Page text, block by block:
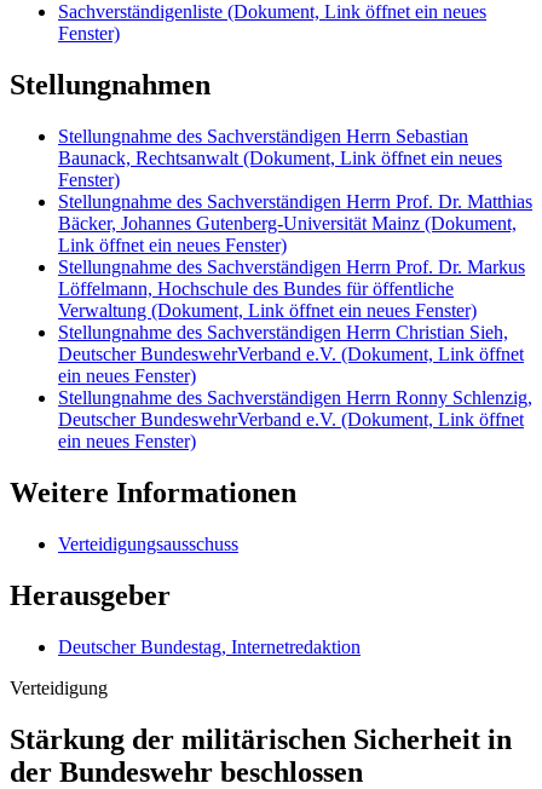
Sachverständigenliste (Dokument, Link öffnet ein neues
Fenster)
Stellungnahmen
Stellungnahme des Sachverständigen Herrn Sebastian
Baunack, Rechtsanwalt (Dokument, Link öffnet ein neues
Fenster)
Stellungnahme des Sachverständigen Herrn Prof. Dr. Matthias
Bäcker, Johannes Gutenberg-Universität Mainz (Dokument,
Link öffnet ein neues Fenster)
Stellungnahme des Sachverständigen Herrn Prof. Dr. Markus
Löffelmann, Hochschule des Bundes für öffentliche
Verwaltung (Dokument, Link öffnet ein neues Fenster)
Stellungnahme des Sachverständigen Herrn Christian Sieh,
Deutscher BundeswehrVerband e.V. (Dokument, Link öffnet
ein neues Fenster)
Stellungnahme des Sachverständigen Herrn Ronny Schlenzig,
Deutscher BundeswehrVerband e.V. (Dokument, Link öffnet
ein neues Fenster)
Weitere Informationen
Verteidigungsausschuss
Herausgeber
Deutscher Bundestag, Internetredaktion
Verteidigung
Stärkung der militärischen Sicherheit in
der Bundeswehr beschlossen